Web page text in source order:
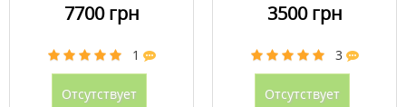
7700 грн
1
Отсутствует
3500 грн
3
Отсутствует